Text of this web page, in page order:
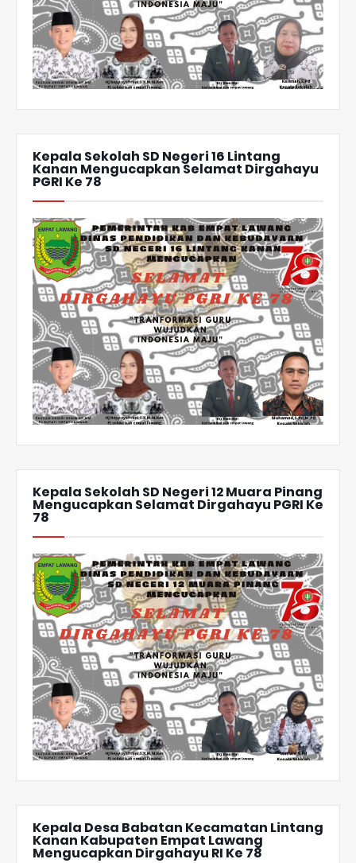
Kepala Sekolah SD Negeri 16 Lintang
Kanan Mengucapkan Selamat Dirgahayu
PGRI Ke 78
Kepala Sekolah SD Negeri 12 Muara Pinang
Mengucapkan Selamat Dirgahayu PGRI Ke
78
Kepala Desa Babatan Kecamatan Lintang
Kanan Kabupaten Empat Lawang
Mengucapkan Dirgahayu RI Ke 78